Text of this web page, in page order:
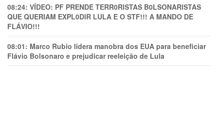
08:24: VÍDEO: PF PRENDE TERR0RlSTAS B0LSONARlSTAS
QUE QUERIAM EXPL0DlR LULA E O STF!!! A MANDO DE
FLÁVIO!!!
08:01: Marco Rubio lidera manobra dos EUA para beneficiar
Flávio Bolsonaro e prejudicar reeleição de Lula